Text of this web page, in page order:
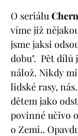
O seriálu
víme již
jsme jaksi
dobu".  Pět dílů
nálož. Nikdy
lidské rasy,
dětem jako
povinné učivo
o Zemi..